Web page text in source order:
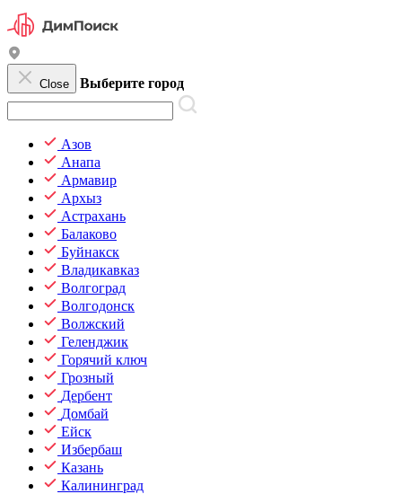
Close Выберите город
Азов
Анапа
Армавир
Архыз
Астрахань
Балаково
Буйнакск
Владикавказ
Волгоград
Волгодонск
Волжский
Геленджик
Горячий ключ
Грозный
Дербент
Домбай
Ейск
Избербаш
Казань
Калининград